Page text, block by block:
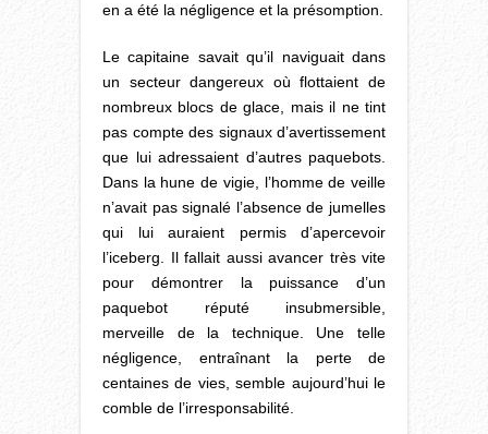
en a été la négligence et la présomption.
Le capitaine savait qu’il naviguait dans
un secteur dangereux où flottaient de
nombreux blocs de glace, mais il ne tint
pas compte des signaux d’avertissement
que lui adressaient d’autres paquebots.
Dans la hune de vigie, l’homme de veille
n’avait pas signalé l’absence de jumelles
qui lui auraient permis d’apercevoir
l’iceberg. Il fallait aussi avancer très vite
pour démontrer la puissance d’un
paquebot réputé insubmersible,
merveille de la technique. Une telle
négligence, entraînant la perte de
centaines de vies, semble aujourd’hui le
comble de l’irresponsabilité.